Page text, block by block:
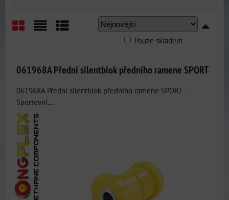
Pouze skladem
061968A Přední silentblok předního ramene SPORT
061968A Přední silentblok předního ramene SPORT -
Sportovní...